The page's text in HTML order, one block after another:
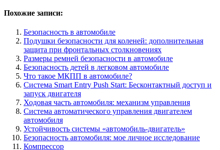
Похожие записи:
Безопасность в автомобиле
Подушки безопасности для коленей: дополнительная
защита при фронтальных столкновениях
Размеры ремней безопасности в автомобиле
Безопасность детей в легковом автомобиле
Что такое МКПП в автомобиле?
Система Smart Entry Push Start: Бесконтактный доступ и
запуск двигателя
Ходовая часть автомобиля: механизм управления
Система автоматического управления двигателем
автомобиля
Устойчивость системы «автомобиль-двигатель»
Безопасность автомобиля: мое личное исследование
Компрессор